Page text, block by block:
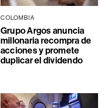
COLOMBIA
Grupo Argos anuncia
millonaria recompra de
acciones y promete
duplicar el dividendo